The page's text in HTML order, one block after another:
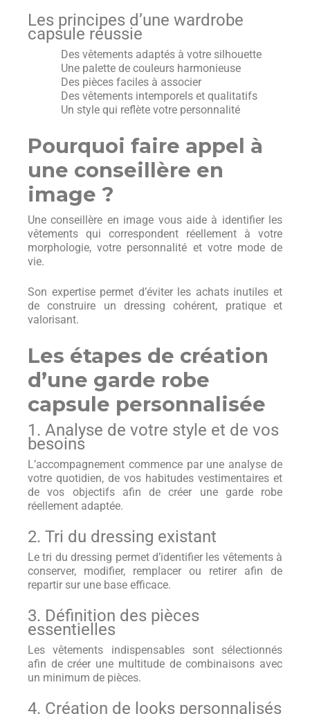
Les principes d’une wardrobe
capsule réussie
Des vêtements adaptés à votre silhouette
Une palette de couleurs harmonieuse
Des pièces faciles à associer
Des vêtements intemporels et qualitatifs
Un style qui reflète votre personnalité
Pourquoi faire appel à
une conseillère en
image ?
Une conseillère en image vous aide à identifier les
vêtements qui correspondent réellement à votre
morphologie, votre personnalité et votre mode de
vie.
Son expertise permet d’éviter les achats inutiles et
de construire un dressing cohérent, pratique et
valorisant.
Les étapes de création
d’une garde robe
capsule personnalisée
1. Analyse de votre style et de vos
besoins
L’accompagnement commence par une analyse de
votre quotidien, de vos habitudes vestimentaires et
de vos objectifs afin de créer une garde robe
réellement adaptée.
2. Tri du dressing existant
Le tri du dressing permet d’identifier les vêtements à
conserver, modifier, remplacer ou retirer afin de
repartir sur une base efficace.
3. Définition des pièces
essentielles
Les vêtements indispensables sont sélectionnés
afin de créer une multitude de combinaisons avec
un minimum de pièces.
4. Création de looks personnalisés